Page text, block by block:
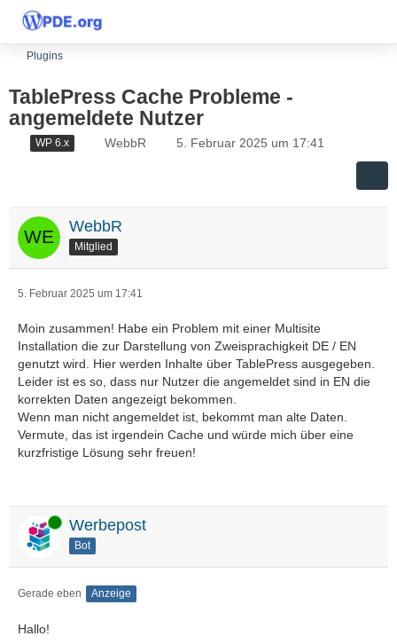
Plugins
TablePress Cache Probleme -
angemeldete Nutzer
WP 6.x WebbR 5. Februar 2025 um 17:41
WebbR
Mitglied
5. Februar 2025 um 17:41
Moin zusammen! Habe ein Problem mit einer Multisite
Installation die zur Darstellung von Zweisprachigkeit DE / EN
genutzt wird. Hier werden Inhalte über TablePress ausgegeben.
Leider ist es so, dass nur Nutzer die angemeldet sind in EN die
korrekten Daten angezeigt bekommen.
Wenn man nicht angemeldet ist, bekommt man alte Daten.
Vermute, das ist irgendein Cache und würde mich über eine
kurzfristige Lösung sehr freuen!
Online Werbepost
Bot
Gerade eben Anzeige
Hallo!